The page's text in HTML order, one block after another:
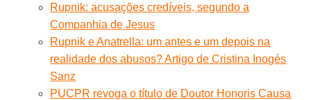
Rupnik: acusações credíveis, segundo a
Companhia de Jesus
Rupnik e Anatrella: um antes e um depois na
realidade dos abusos? Artigo de Cristina Inogés
Sanz
PUCPR revoga o título de Doutor Honoris Causa